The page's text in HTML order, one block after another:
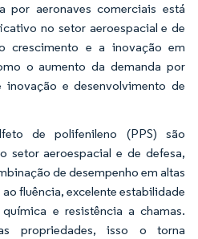
por aeronaves comerciais está
no setor aeroespacial e de
crescimento e a inovação em
o aumento da demanda por
e desenvolvimento de
de polifenileno (PPS) são
setor aeroespacial e de defesa,
de desempenho em altas
fluência, excelente estabilidade
e resistência a chamas.
propriedades, isso o torna